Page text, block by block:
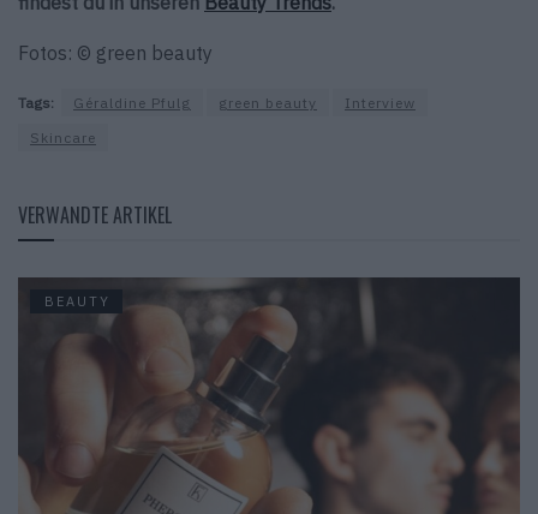
Fotos: © green beauty
Tags: Géraldine Pfulg green beauty
Interview
Skincare
VERWANDTE ARTIKEL
BEAUTY